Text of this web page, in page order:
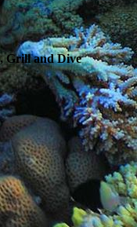
Grill and Dive